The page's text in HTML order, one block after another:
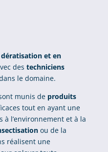
et en
des techniciens
le domaine.
munis de produits
tout en ayant une
l’environnement et à la
ou de la
réalisent une